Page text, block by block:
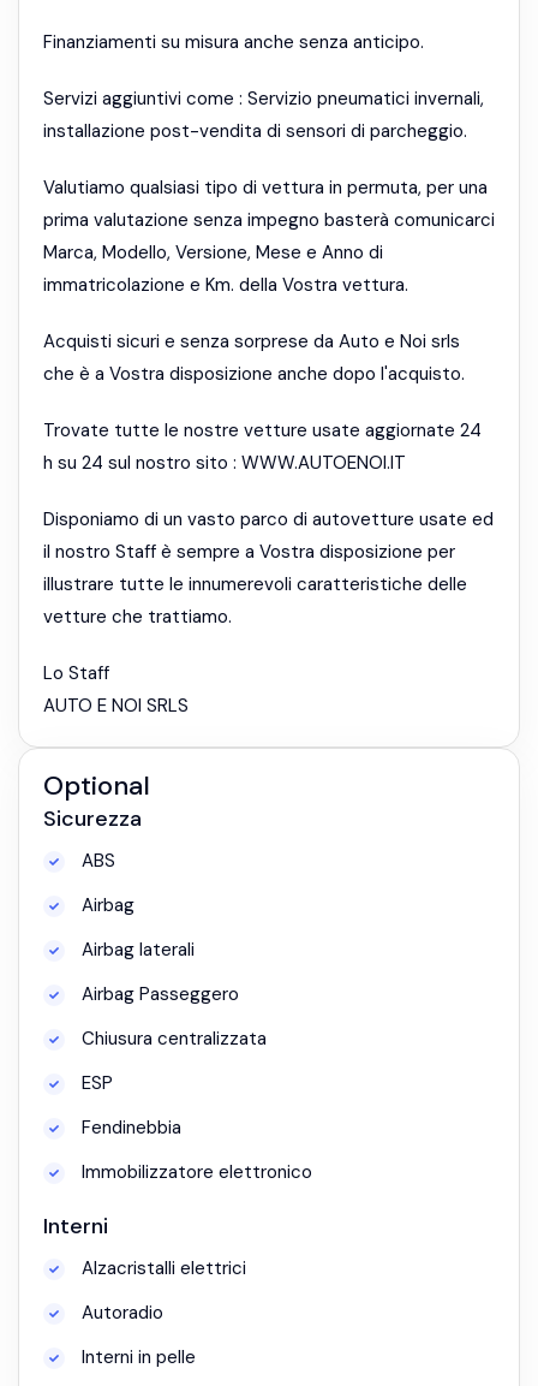
Finanziamenti su misura anche senza anticipo.
Servizi aggiuntivi come : Servizio pneumatici invernali,
installazione post-vendita di sensori di parcheggio.
Valutiamo qualsiasi tipo di vettura in permuta, per una
prima valutazione senza impegno basterà comunicarci
Marca, Modello, Versione, Mese e Anno di
immatricolazione e Km. della Vostra vettura.
Acquisti sicuri e senza sorprese da Auto e Noi srls
che è a Vostra disposizione anche dopo l'acquisto.
Trovate tutte le nostre vetture usate aggiornate 24
h su 24 sul nostro sito : WWW.AUTOENOI.IT
Disponiamo di un vasto parco di autovetture usate ed
il nostro Staff è sempre a Vostra disposizione per
illustrare tutte le innumerevoli caratteristiche delle
vetture che trattiamo.
Lo Staff
AUTO E NOI SRLS
Optional
Sicurezza
ABS
Airbag
Airbag laterali
Airbag Passeggero
Chiusura centralizzata
ESP
Fendinebbia
Immobilizzatore elettronico
Interni
Alzacristalli elettrici
Autoradio
Interni in pelle